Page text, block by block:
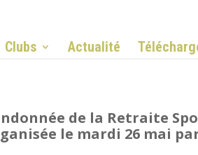
Clubs Actualité
de la Retraite
le mardi 26 mai par